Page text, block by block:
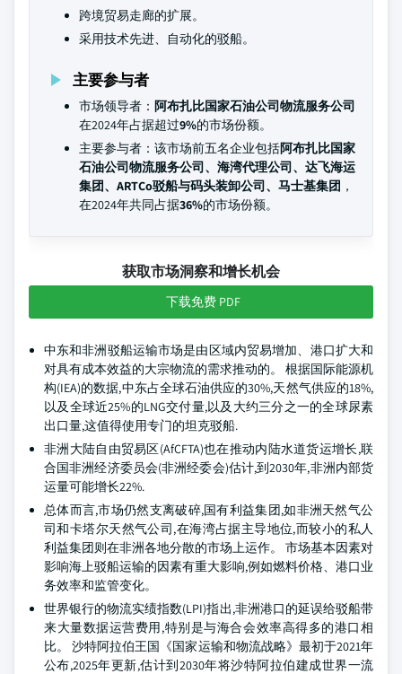
跨境贸易走廊的扩展。
采用技术先进、自动化的驳船。
主要参与者
市场领导者： 阿布扎比国家石油公司物流服务公司
在2024年占据超过9%的市场份额。
主要参与者：该市场前五名企业包括阿布扎比国家
石油公司物流服务公司、海湾代理公司、达飞海运
集团、ARTCo驳船与码头装卸公司、马士基集团 ，
在2024年共同占据36%的市场份额。
获取市场洞察和增长机会
下载免费 PDF
中东和非洲驳船运输市场是由区域内贸易增加、港口扩大和
对具有成本效益的大宗物流的需求推动的。 根据国际能源机
构(IEA)的数据,中东占全球石油供应的30%,天然气供应的18%,
以及全球近25%的LNG交付量,以及大约三分之一的全球尿素
出口量,这值得使用专门的坦克驳船.
非洲大陆自由贸易区(AfCFTA)也在推动内陆水道货运增长,联
合国非洲经济委员会(非洲经委会)估计,到2030年,非洲内部货
运量可能增长22%.
总体而言,市场仍然支离破碎,国有利益集团,如非洲天然气公
司和卡塔尔天然气公司,在海湾占据主导地位,而较小的私人
利益集团则在非洲各地分散的市场上运作。 市场基本因素对
影响海上驳船运输的因素有重大影响,例如燃料价格、港口业
务效率和监管变化。
世界银行的物流实绩指数(LPI)指出,非洲港口的延误给驳船带
来大量数据运营费用,特别是与海合会效率高得多的港口相
比。 沙特阿拉伯王国《国家运输和物流战略》最初于2021年
公布,2025年更新,估计到2030年将沙特阿拉伯建成世界一流